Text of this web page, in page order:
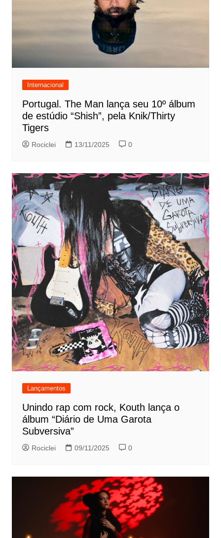
Internacional
Portugal. The Man lança seu 10º álbum
de estúdio “Shish”, pela Knik/Thirty
Tigers
Rociclei 13/11/2025 0
Lançamentos
Unindo rap com rock, Kouth lança o
álbum “Diário de Uma Garota
Subversiva”
Rociclei 09/11/2025 0